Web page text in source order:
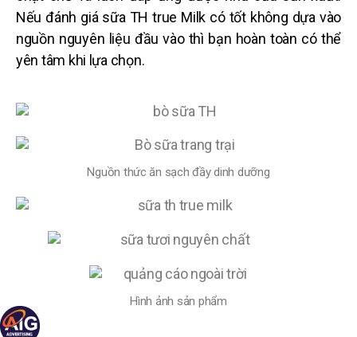
Nếu đánh giá sữa TH true Milk có tốt không dựa vào
nguồn nguyên liệu đầu vào thì bạn hoàn toàn có thể
yên tâm khi lựa chọn.
Nguồn thức ăn sạch đầy dinh dưỡng
Hình ảnh sản phẩm